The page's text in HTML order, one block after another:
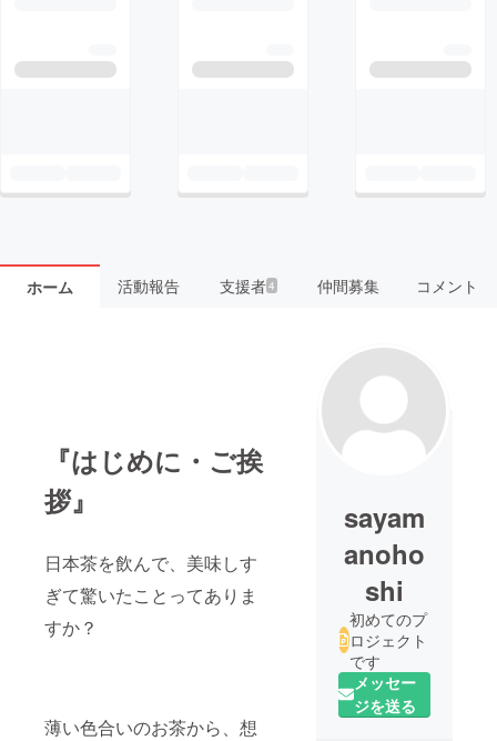
ホーム 活動報告 支援者4 仲間募集 コメント
『はじめに・ご挨
拶』
日本茶を飲んで、美味しす
ぎて驚いたことってありま
すか？
薄い色合いのお茶から、想
sayam
anoho
shi
初めてのプ
ロジェクト
です
メッセー
ジを送る